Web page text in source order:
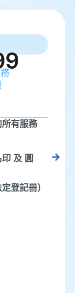
有服務
及 圓
登記冊）